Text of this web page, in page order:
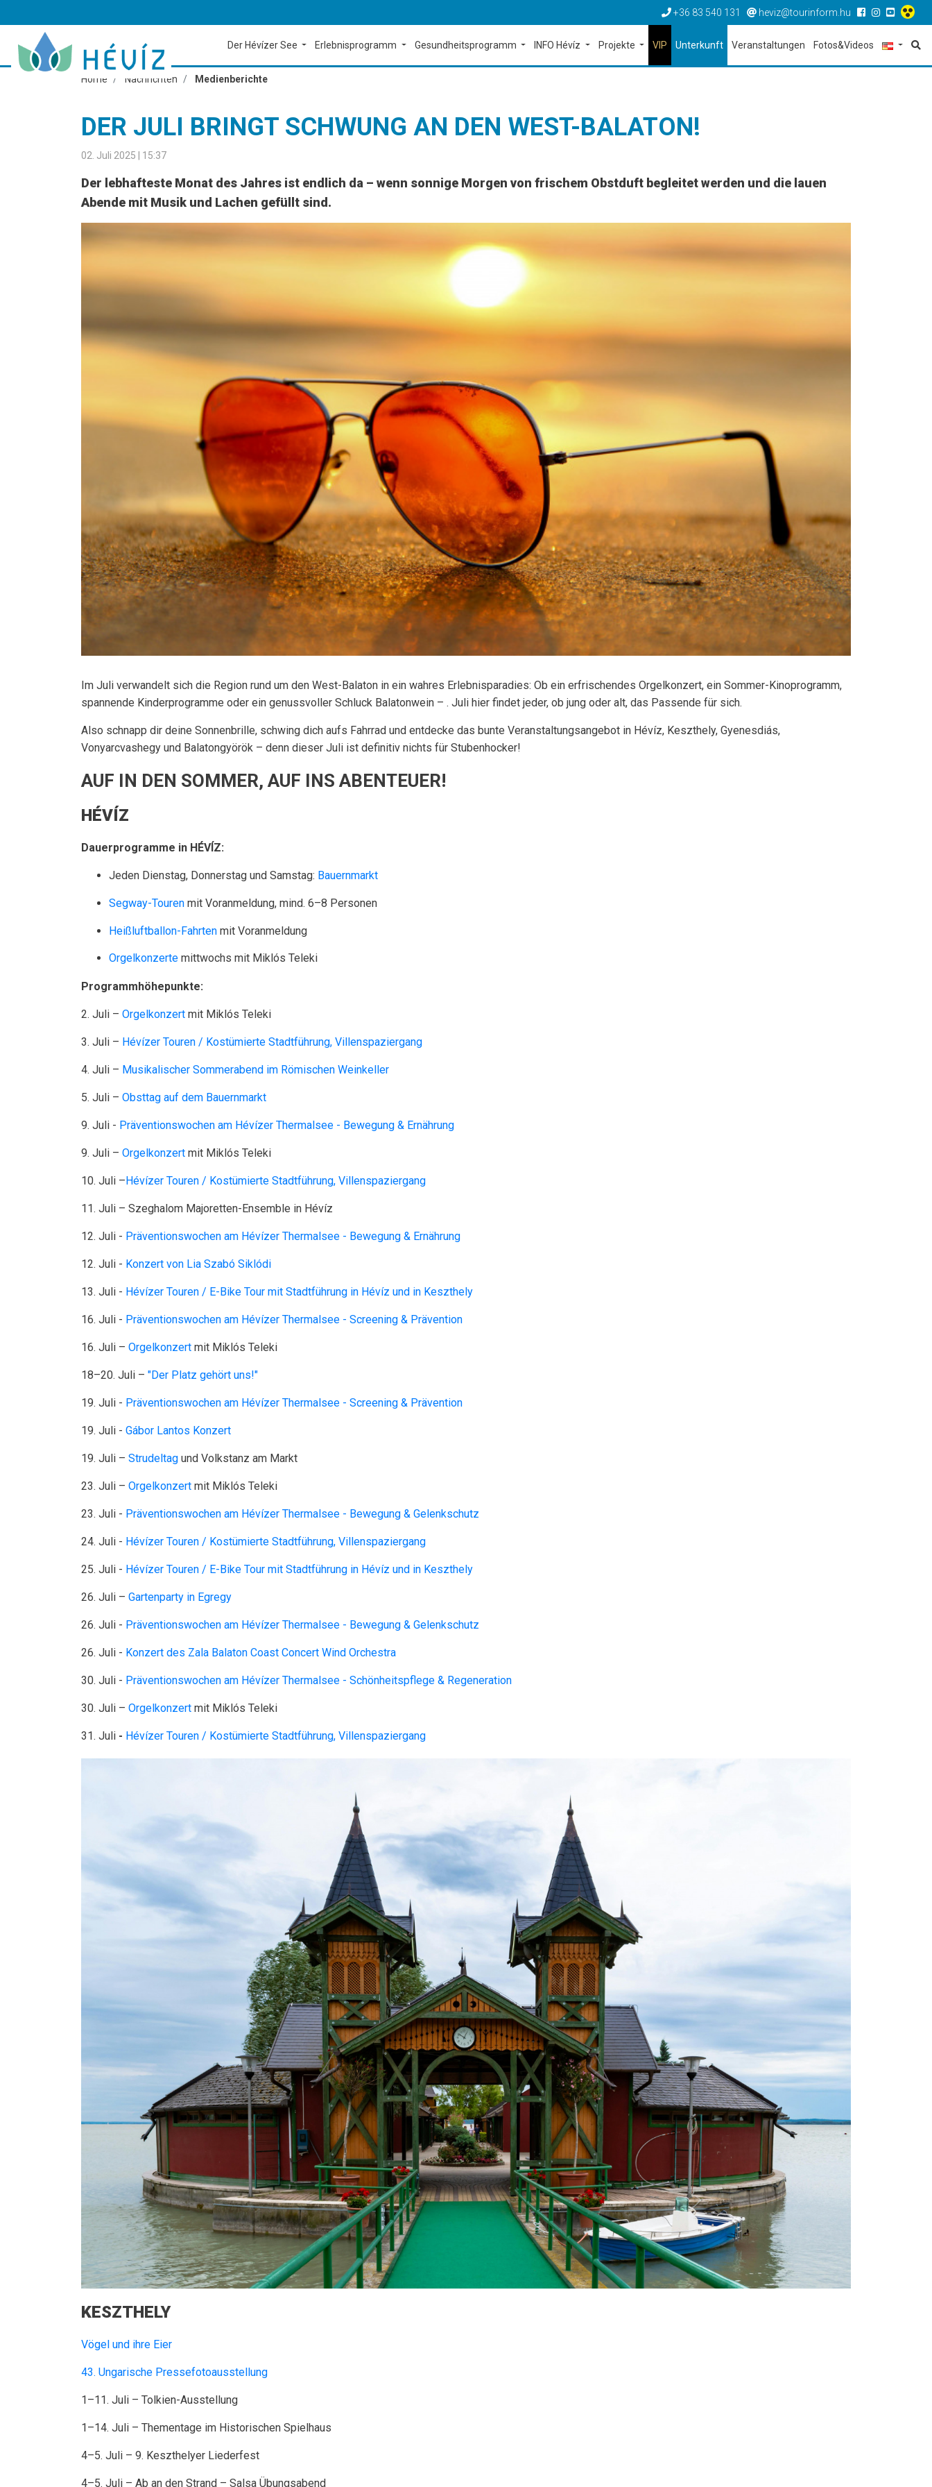
+36 83 540 131 heviz@tourinform.hu
Der Hévízer See Erlebnisprogramm Gesundheitsprogramm INFO Hévíz Projekte VIP Unterkunft Veranstaltungen Fotos&Videos
Home Nachrichten Medienberichte
DER JULI BRINGT SCHWUNG AN DEN WEST-BALATON!
02. Juli 2025 | 15:37
Der lebhafteste Monat des Jahres ist endlich da – wenn sonnige Morgen von frischem Obstduft begleitet werden und die lauen
Abende mit Musik und Lachen gefüllt sind.
Im Juli verwandelt sich die Region rund um den West-Balaton in ein wahres Erlebnisparadies: Ob ein erfrischendes Orgelkonzert, ein Sommer-Kinoprogramm,
spannende Kinderprogramme oder ein genussvoller Schluck Balatonwein – . Juli hier findet jeder, ob jung oder alt, das Passende für sich.
Also schnapp dir deine Sonnenbrille, schwing dich aufs Fahrrad und entdecke das bunte Veranstaltungsangebot in Hévíz, Keszthely, Gyenesdiás,
Vonyarcvashegy und Balatongyörök – denn dieser Juli ist definitiv nichts für Stubenhocker!
AUF IN DEN SOMMER, AUF INS ABENTEUER!
HÉVÍZ
Dauerprogramme in HÉVÍZ:
Jeden Dienstag, Donnerstag und Samstag: Bauernmarkt
Segway-Touren mit Voranmeldung, mind. 6–8 Personen
Heißluftballon-Fahrten mit Voranmeldung
Orgelkonzerte mittwochs mit Miklós Teleki
Programmhöhepunkte:
2. Juli – Orgelkonzert mit Miklós Teleki
3. Juli – Hévízer Touren / Kostümierte Stadtführung, Villenspaziergang
4. Juli – Musikalischer Sommerabend im Römischen Weinkeller
5. Juli – Obsttag auf dem Bauernmarkt
9. Juli - Präventionswochen am Hévízer Thermalsee - Bewegung & Ernährung
9. Juli – Orgelkonzert mit Miklós Teleki
10. Juli – Hévízer Touren / Kostümierte Stadtführung, Villenspaziergang
11. Juli – Szeghalom Majoretten-Ensemble in Hévíz
12. Juli - Präventionswochen am Hévízer Thermalsee - Bewegung & Ernährung
12. Juli - Konzert von Lia Szabó Siklódi
13. Juli - Hévízer Touren / E-Bike Tour mit Stadtführung in Hévíz und in Keszthely
16. Juli - Präventionswochen am Hévízer Thermalsee - Screening & Prävention
16. Juli – Orgelkonzert mit Miklós Teleki
18–20. Juli – "Der Platz gehört uns!"
19. Juli - Präventionswochen am Hévízer Thermalsee - Screening & Prävention
19. Juli - Gábor Lantos Konzert
19. Juli – Strudeltag und Volkstanz am Markt
23. Juli – Orgelkonzert mit Miklós Teleki
23. Juli - Präventionswochen am Hévízer Thermalsee - Bewegung & Gelenkschutz
24. Juli - Hévízer Touren / Kostümierte Stadtführung, Villenspaziergang
25. Juli - Hévízer Touren / E-Bike Tour mit Stadtführung in Hévíz und in Keszthely
26. Juli – Gartenparty in Egregy
26. Juli - Präventionswochen am Hévízer Thermalsee - Bewegung & Gelenkschutz
26. Juli - Konzert des Zala Balaton Coast Concert Wind Orchestra
30. Juli - Präventionswochen am Hévízer Thermalsee - Schönheitspflege & Regeneration
30. Juli – Orgelkonzert mit Miklós Teleki
31. Juli - Hévízer Touren / Kostümierte Stadtführung, Villenspaziergang
KESZTHELY
Vögel und ihre Eier
43. Ungarische Pressefotoausstellung
1–11. Juli – Tolkien-Ausstellung
1–14. Juli – Thementage im Historischen Spielhaus
4–5. Juli – 9. Keszthelyer Liederfest
4–5. Juli – Ab an den Strand – Salsa Übungsabend